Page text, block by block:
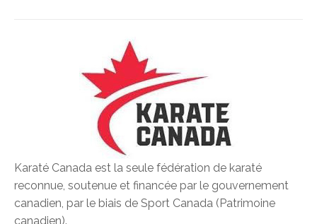
Karaté Canada est la seule fédération de karaté
reconnue, soutenue et financée par le gouvernement
canadien, par le biais de Sport Canada (Patrimoine
canadien).